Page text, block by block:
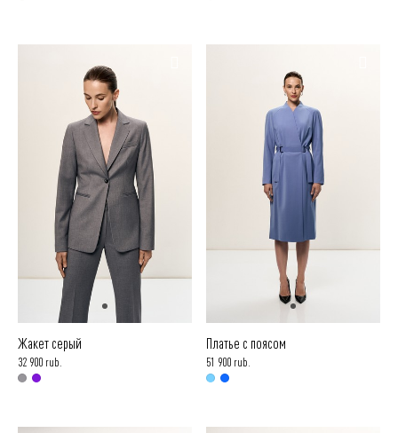
Жакет серый
32 900 rub.
Платье с поясом
51 900 rub.